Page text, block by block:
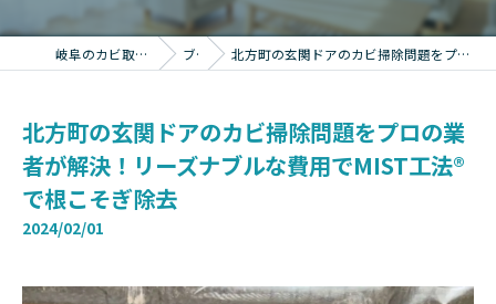
岐阜のカビ取りならカビバスターズ岐阜 ブログ 北方町の玄関ドアのカビ掃除問題をプロの業者が解決！リーズナブルな費用でMIST工法®で根こそぎ除去
北方町の玄関ドアのカビ掃除問題をプロの業
者が解決！リーズナブルな費用でMIST工法®
で根こそぎ除去
2024/02/01